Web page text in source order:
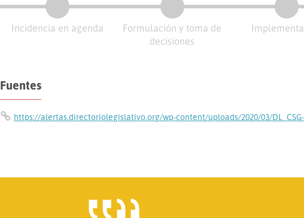
Incidencia en agenda
Formulación y toma de
decisiones
Fuentes
https://alertas.directoriolegislativo.org/wp-content/uploads/2020/03/DL_CSG-